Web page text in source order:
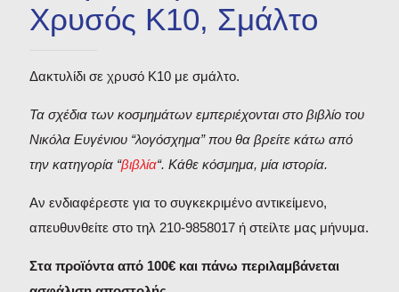
Χρυσός Κ10, Σμάλτο
Δακτυλίδι σε χρυσό Κ10 με σμάλτο.
Τα σχέδια των κοσμημάτων εμπεριέχονται στο βιβλίο του
Νικόλα Ευγένιου “λογόσχημα” που θα βρείτε κάτω από
την κατηγορία “βιβλία“. Κάθε κόσμημα, μία ιστορία.
Αν ενδιαφέρεστε για το συγκεκριμένο αντικείμενο,
απευθυνθείτε στο τηλ 210-9858017 ή στείλτε μας μήνυμα.
Στα προϊόντα από 100€ και πάνω περιλαμβάνεται